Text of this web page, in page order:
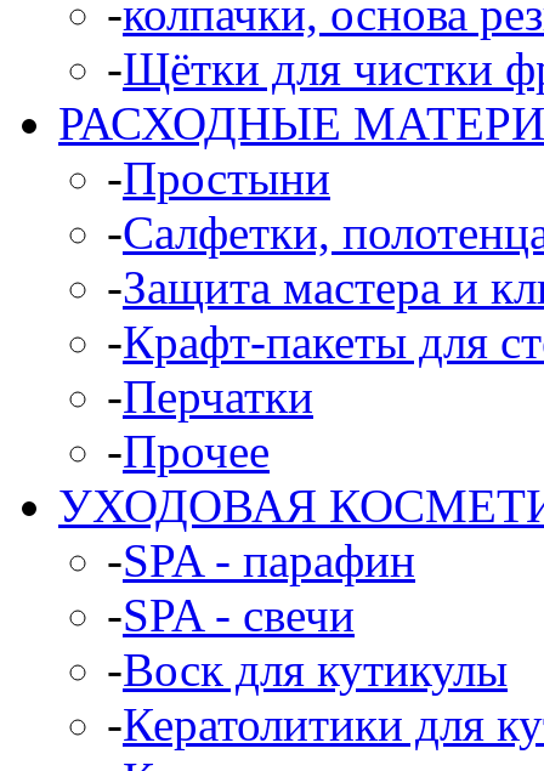
-колпачки, основа
-Щётки для чистки
РАСХОДНЫЕ
-Простыни
-Салфетки,
-Защита мастера и
-Крафт-пакеты для
-Перчатки
-Прочее
УХОДОВАЯ
-SPA - парафин
-SPA - свечи
-Воск для кутикулы
-Кератолитики для